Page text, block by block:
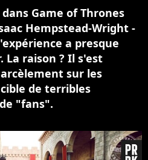
Game of Thrones
Hempstead-Wright -
a presque
La raison ? Il s'est
sur les
de terribles
"fans".